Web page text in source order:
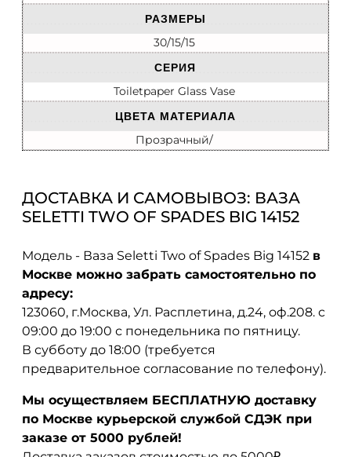
РАЗМЕРЫ
30/15/15
СЕРИЯ
Toiletpaper Glass Vase
ЦВЕТА МАТЕРИАЛА
Прозрачный/
ДОСТАВКА И САМОВЫВОЗ: ВАЗА
SELETTI TWO OF SPADES BIG 14152
Модель - Ваза Seletti Two of Spades Big 14152 в
Москве можно забрать самостоятельно по
адресу:
123060, г.Москва, Ул. Расплетина, д.24, оф.208. с
09:00 до 19:00 с понедельника по пятницу.
В субботу до 18:00 (требуется
предварительное согласование по телефону).
Мы осуществляем БЕСПЛАТНУЮ доставку
по Москве курьерской службой СДЭК при
заказе от 5000 рублей!